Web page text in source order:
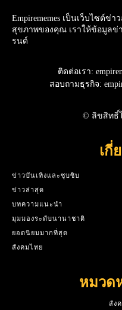
Empirememes เป็นเว็บไซต์ข่
สุขภาพของคุณ เราให้ข้อมูลข่
รนด์
ติดต่อเรา:
สอบถามธุรกิจ:
© ลิขสิทธิ์โ
เกี่
ข่าวบันเทิงและซุบซิบ
ข่าวล่าสุด
บทความแนะนำ
มุมมองระดับนานาชาติ
ยอดนิยมมากที่สุด
สังคมไทย
หมวด
สัง